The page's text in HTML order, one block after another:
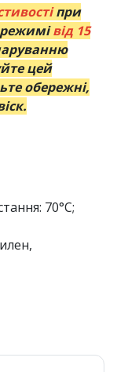
при
від 15
цей
обережні,
70°C;